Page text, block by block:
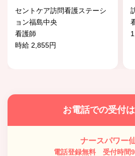
セントケア訪問看護ステーシ
ョン福島中央
看護師
時給 2,855円
お電話での受付
ナースパワー
電話登録無料 受付時間